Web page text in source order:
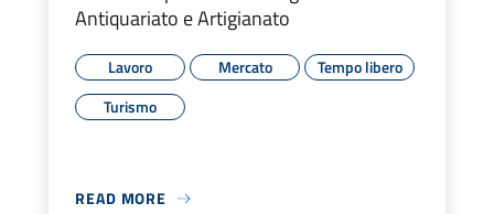
Antiquariato e Artigianato
Lavoro Mercato
Tempo libero
Turismo
READ MORE